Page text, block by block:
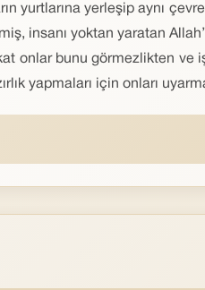
yurtlarına yerleşip aynı
insanı yoktan yaratan
onlar bunu görmezlikten ve
yapmaları için onları